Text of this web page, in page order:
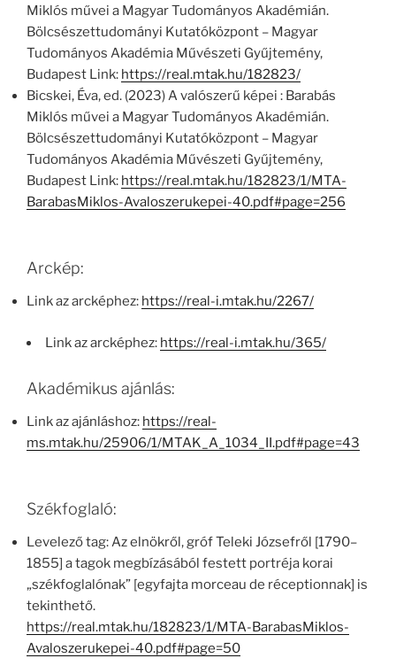
Miklós művei a Magyar Tudományos Akadémián.
Bölcsészettudományi Kutatóközpont – Magyar
Tudományos Akadémia Művészeti Gyűjtemény,
Budapest Link: https://real.mtak.hu/182823/
Bicskei, Éva, ed. (2023) A valószerű képei : Barabás
Miklós művei a Magyar Tudományos Akadémián.
Bölcsészettudományi Kutatóközpont – Magyar
Tudományos Akadémia Művészeti Gyűjtemény,
Budapest Link: https://real.mtak.hu/182823/1/MTA-
BarabasMiklos-Avaloszerukepei-40.pdf#page=256
Arckép:
Link az arcképhez: https://real-i.mtak.hu/2267/
Link az arcképhez: https://real-i.mtak.hu/365/
Akadémikus ajánlás:
Link az ajánláshoz: https://real-
ms.mtak.hu/25906/1/MTAK_A_1034_II.pdf#page=43
Székfoglaló:
Levelező tag: Az elnökről, gróf Teleki Józsefről [1790–
1855] a tagok megbízásából festett portréja korai
„székfoglalónak” [egyfajta morceau de réceptionnak] is
tekinthető.
https://real.mtak.hu/182823/1/MTA-BarabasMiklos-
Avaloszerukepei-40.pdf#page=50